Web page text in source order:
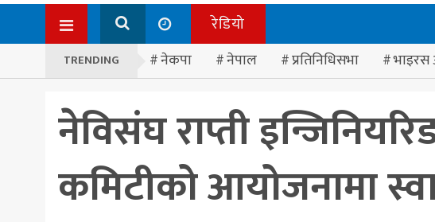
रेडियो
TRENDING नेकपा नेपाल प्रतिनिधिसभा
नेविसंघ राप्ती
कमिटीको आयोजनामा